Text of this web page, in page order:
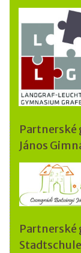
Partnerské
János
Partnerské